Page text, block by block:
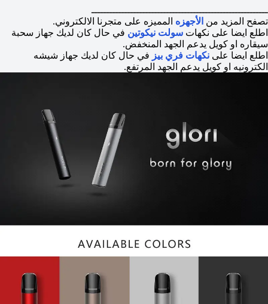
ـــــــــــــــــــــــــــــــــــــــــــــــــــــــــــ
تصفح المزيد من الأجهزه المميزه على متجرنا الالكتروني.
اطلع ايضا على نكهات سولت نيكوتين في حال كان لديك جهاز سحبة
سيقاره او كويل يدعم الجهد المنخفض.
اطلع ايضا على نكهات فري بيز في حال كان لديك جهاز شيشه
الكترونيه او كويل يدعم الجهد المرتفع.